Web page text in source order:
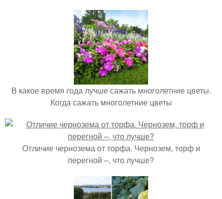
В какое время года лучше сажать многолетние цветы.
Когда сажать многолетние цветы
Отличие чернозема от торфа. Чернозем, торф и
перегной –, что лучше?